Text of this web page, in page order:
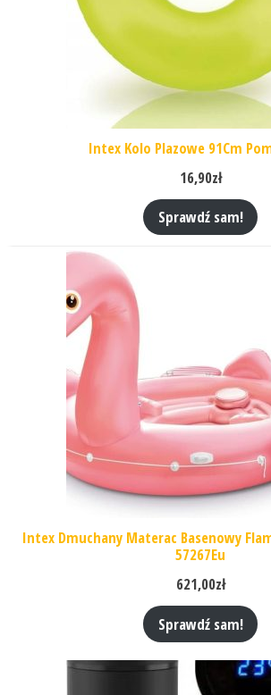
Intex Kolo Plazowe 91Cm
16,90zł
Sprawdź sam!
Intex Dmuchany Materac Basenowy
57267Eu
621,00zł
Sprawdź sam!